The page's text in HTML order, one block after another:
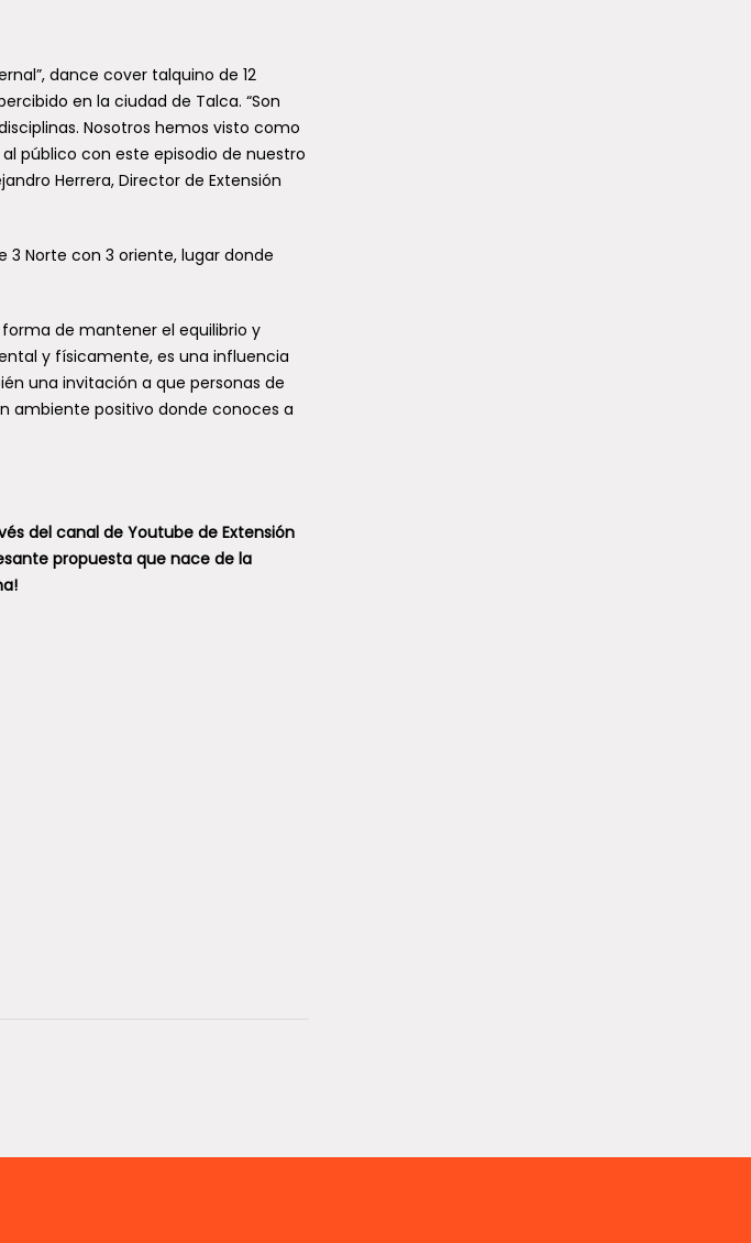
dance cover talquino de 12
en la ciudad de Talca. “Son
Nosotros hemos visto como
público con este episodio de nuestro
Herrera, Director de Extensión
Norte con 3 oriente, lugar donde
forma de mantener el equilibrio y
y físicamente, es una influencia
una invitación a que personas de
ambiente positivo donde conoces a
del canal de Youtube de Extensión
propuesta que nace de la